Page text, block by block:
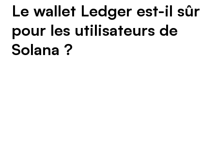
Le wallet Ledger est-il sûr
pour les utilisateurs de
Solana ?